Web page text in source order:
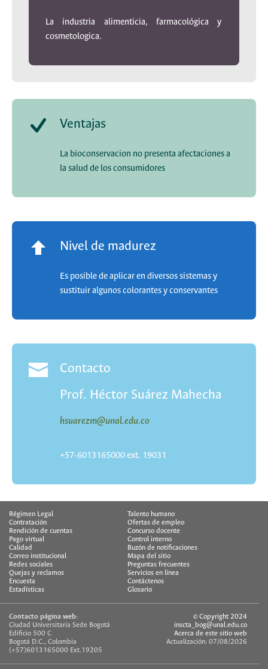
La industria alimenticia, farmacológica y
cosmetologica.
Ventajas
La bioconservacion no presenta afectaciones a
la salud de los consumidores
Nivel de madurez
Es posible de aplicar en diversos sistemas y
sustituir algunos colorantes y conservantes
Contacto
Prof. Héctor Suárez Mahecha
hsuarezm@unal.edu.co
+57-6013165000 ext. 19031
Régimen Legal
Talento humano
Contratación
Ofertas de empleo
Rendición de cuentas
Concurso docente
Pago virtual
Control interno
Calidad
Buzón de notificaciones
Correo institucional
Mapa del sitio
Redes sociales
Preguntas frecuentes
Quejas y reclamos
Servicios en línea
Encuesta
Contáctenos
Estadísticas
Glosario
Contacto página web:
Ciudad Universitaria Sede Bogotá
Edificio 500 C
Bogotá D.C., Colombia
(+57)6013165000 Ext.19205
© Copyright 2024
inscta_bog@unal.edu.co
Acerca de este sitio web
Actualización: 07/08/2026